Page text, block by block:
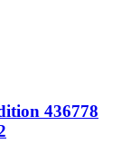
436778